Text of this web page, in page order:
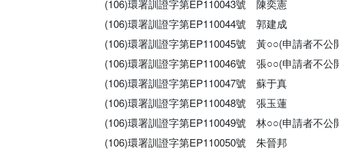
(106)環署訓證字第EP110043號 陳奕憲
(106)環署訓證字第EP110044號 郭建成
(106)環署訓證字第EP110045號 黃○○(申請者不公
(106)環署訓證字第EP110046號 張○○(申請者不公
(106)環署訓證字第EP110047號 蘇于真
(106)環署訓證字第EP110048號 張玉蓮
(106)環署訓證字第EP110049號 林○○(申請者不公
(106)環署訓證字第EP110050號 朱晉邦